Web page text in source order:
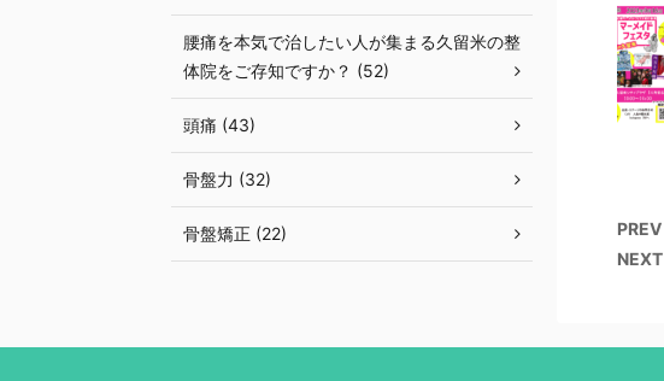
PREV
NEXT
腰痛を本気で治したい人が集まる久留米の整
体院をご存知ですか？ (52)
頭痛 (43)
骨盤力 (32)
骨盤矯正 (22)